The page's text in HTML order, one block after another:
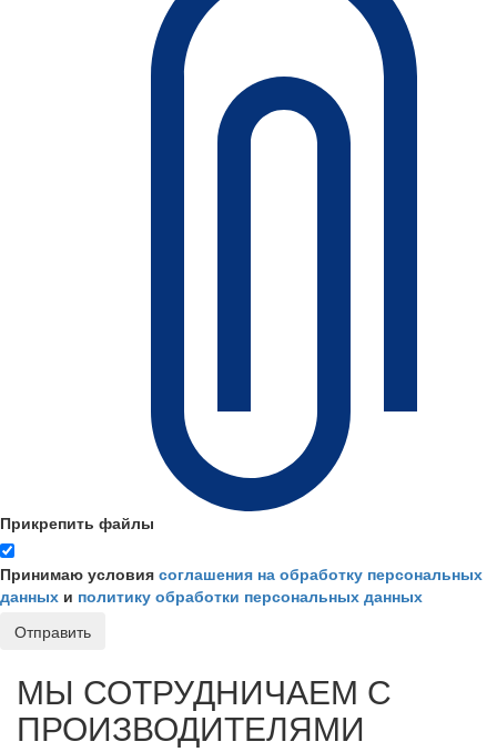
Прикрепить файлы
Принимаю условия соглашения на обработку персональных
данных и политику обработки персональных данных
Отправить
МЫ СОТРУДНИЧАЕМ С
ПРОИЗВОДИТЕЛЯМИ